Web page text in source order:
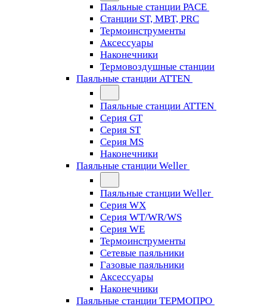
Паяльные станции PACE
Станции ST, MBT, PRC
Термоинструменты
Аксессуары
Наконечники
Термовоздушные станции
Паяльные станции ATTEN
Паяльные станции ATTEN
Серия GT
Серия ST
Серия MS
Наконечники
Паяльные станции Weller
Паяльные станции Weller
Серия WX
Серия WT/WR/WS
Серия WE
Термоинструменты
Сетевые паяльники
Газовые паяльники
Аксессуары
Наконечники
Паяльные станции ТЕРМОПРО